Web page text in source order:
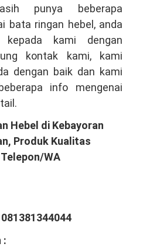
punya beberapa
bata ringan hebel, anda
kepada kami dengan
kontak kami, kami
dengan baik dan kami
info mengenai
Hebel di Kebayoran
Produk Kualitas
WA
: